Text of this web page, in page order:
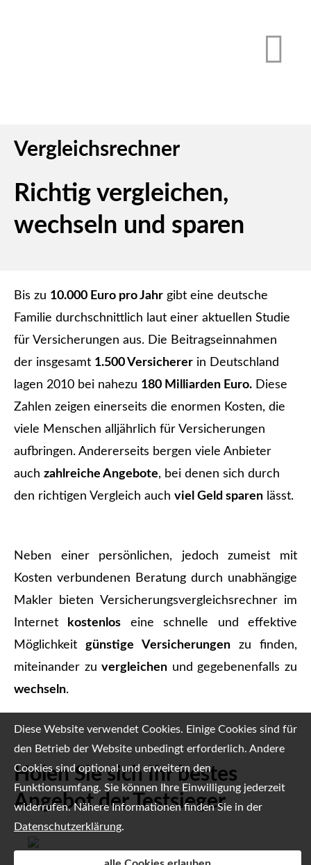
Vergleichsrechner
Richtig ver­gleichen,
wechseln und sparen
Bis zu 10.000 Euro pro Jahr gibt eine deutsche
Familie durchschnittlich laut einer aktuellen Studie
für Versicherungen aus. Die Beitragseinnahmen
der insgesamt 1.500 Versicherer in Deutschland
lagen 2010 bei nahezu 180 Milliarden Euro. Diese
Zahlen zeigen einerseits die enormen Kosten, die
viele Menschen alljährlich für Versicherungen
aufbringen. Andererseits bergen viele Anbieter
auch zahlreiche Angebote, bei denen sich durch
den richtigen Vergleich auch viel Geld sparen lässt.
Neben einer persönlichen, jedoch zumeist mit
Kosten verbundenen Beratung durch unabhängige
Makler bieten Versicherungsvergleichsrechner im
Internet
kostenlos eine schnelle und effektive
Möglichkeitgünstige Versicherungenzu finden,
miteinander zuver­gleichen und gegebenenfalls zu
wechseln.
Holen Sie sich Ihr bestes
Angebot der Testsieger
Diese Website verwendet Cookies. Einige Cookies sind für
den Betrieb der Website unbedingt erforderlich. Andere
Cookies sind optional und erweitern den
Funktionsumfang. Sie können Ihre Einwilligung jederzeit
widerrufen. Nähere Informationen finden Sie in der
Datenschutzerklärung.